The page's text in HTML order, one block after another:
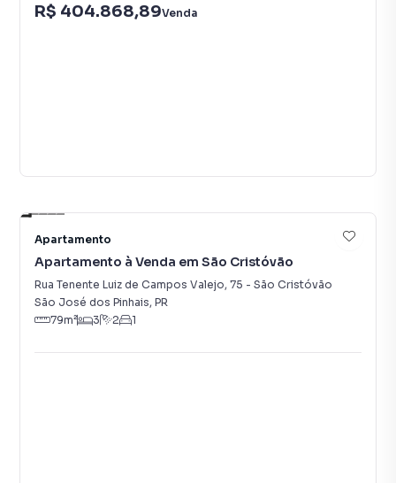
R$ 404.868,89Venda
Apartamento
Apartamento à Venda em São Cristóvão
Rua Tenente Luiz de Campos Valejo, 75 - São Cristóvão
São José dos Pinhais, PR
79m² 3 2 1